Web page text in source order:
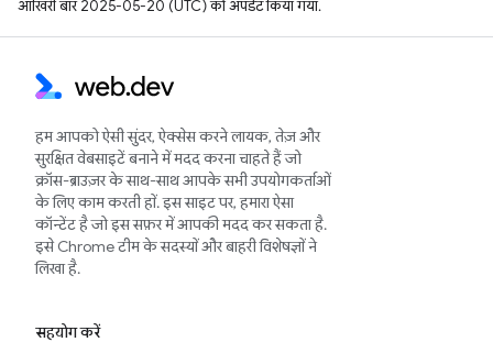
आखिरी बार 2025-05-20 (UTC) को अपडेट किया गया.
हम आपको ऐसी सुंदर, ऐक्सेस करने लायक, तेज़ और
सुरक्षित वेबसाइटें बनाने में मदद करना चाहते हैं जो
क्रॉस-ब्राउज़र के साथ-साथ आपके सभी उपयोगकर्ताओं
के लिए काम करती हों. इस साइट पर, हमारा ऐसा
कॉन्टेंट है जो इस सफ़र में आपकी मदद कर सकता है.
इसे Chrome टीम के सदस्यों और बाहरी विशेषज्ञों ने
लिखा है.
सहयोग करें